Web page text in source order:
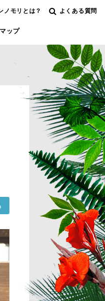
ノモリとは？ よくある質問
ップ